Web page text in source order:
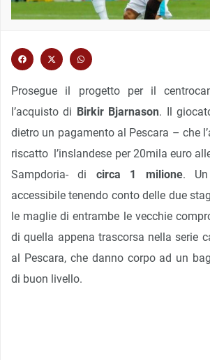
Prosegue il progetto per il
l’acquisto di Birkir Bjarnason. Il
dietro un pagamento al Pescara – che
riscatto l’inslandese per 20mila euro
Sampdoria- di circa 1 milione.
accessibile tenendo conto delle due
le maglie di entrambe le vecchie
di quella appena trascorsa nella serie
al Pescara, che danno corpo ad un
di buon livello.